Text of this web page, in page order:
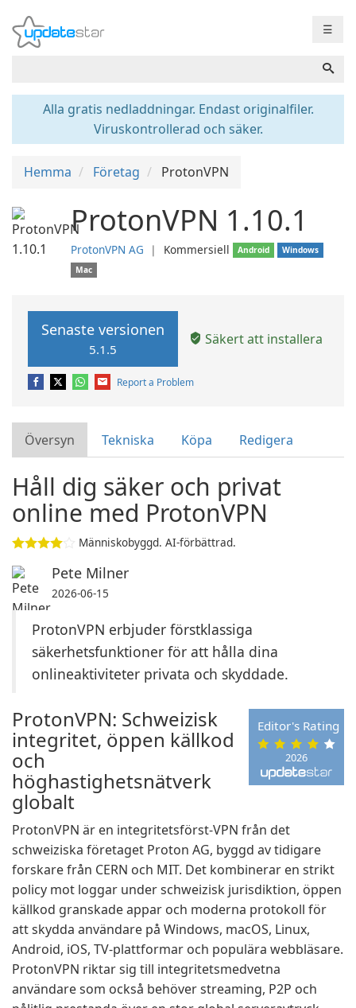
☰
Alla gratis nedladdningar. Endast originalfiler.
Viruskontrollerad och säker.
Hemma Företag ProtonVPN
ProtonVPN 1.10.1
ProtonVPN AG ❘ Kommersiell Android
Windows
Mac
Senaste versionen
5.1.5
Säkert att installera
Report a Problem
Översyn Tekniska Köpa Redigera
Håll dig säker och privat
online med ProtonVPN
Människobyggd. AI-förbättrad.
Pete Milner
2026-06-15
ProtonVPN erbjuder förstklassiga
säkerhetsfunktioner för att hålla dina
onlineaktiviteter privata och skyddade.
2026
Editor's Rating
ProtonVPN: Schweizisk
integritet, öppen källkod
och
höghastighetsnätverk
globalt
ProtonVPN är en integritetsförst-VPN från det
schweiziska företaget Proton AG, byggd av tidigare
forskare från CERN och MIT. Det kombinerar en strikt
policy mot loggar under schweizisk jurisdiktion, öppen
källkod granskade appar och moderna protokoll för
att skydda användare på Windows, macOS, Linux,
Android, iOS, TV-plattformar och populära webbläsare.
ProtonVPN riktar sig till integritetsmedvetna
användare som också behöver streaming, P2P och